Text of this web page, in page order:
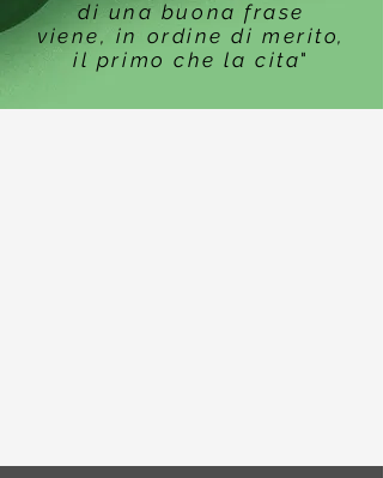
di una buona frase
viene, in ordine di merito,
il primo che la cita"